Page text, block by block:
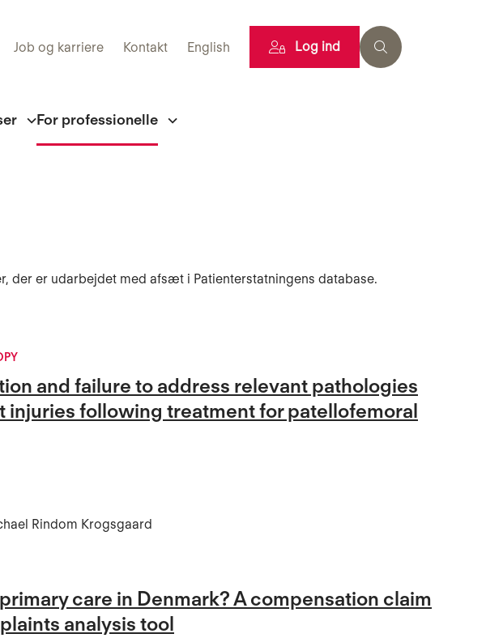
Job og karriere Kontakt English Log ind
For professionelle
der er udarbejdet med afsæt i Patienterstatningens database.
and failure to address relevant pathologies
injuries following treatment for patellofemoral
Rindom Krogsgaard
care in Denmark? A compensation claim
analysis tool